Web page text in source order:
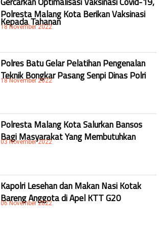
Polresta Malang Kota Berikan Vaksinasi
Kepada Tahanan
18 November 2022
Polres Batu Gelar Pelatihan Pengenalan
Teknik Bongkar Pasang Senpi Dinas Polri
18 November 2022
Polresta Malang Kota Salurkan Bansos
Bagi Masyarakat Yang Membutuhkan
03 November 2022
Kapolri Lesehan dan Makan Nasi Kotak
Bareng Anggota di Apel KTT G20
06 November 2022